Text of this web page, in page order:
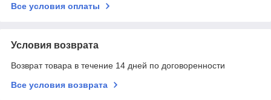
Все условия оплаты
Условия возврата
Возврат товара в течение 14 дней по договоренности
Все условия возврата